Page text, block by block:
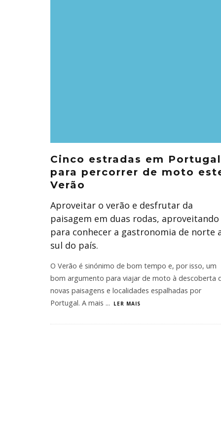
Cinco estradas em Portugal
para percorrer de moto
Verão
Aproveitar o verão e desfrutar da
paisagem em duas rodas, aproveitando
para conhecer a gastronomia de norte
sul do país.
O Verão é sinónimo de bom tempo e, por isso, um
bom argumento para viajar de moto à descoberta
novas paisagens e localidades espalhadas por
Portugal. A mais ... LER MAIS